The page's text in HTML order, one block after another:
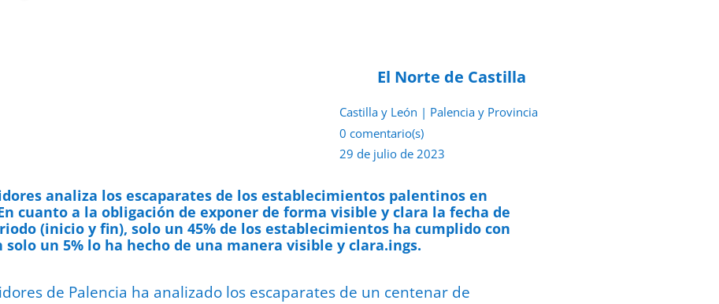
El Norte de Castilla
Castilla y León | Palencia y Provincia
0 comentario(s)
29 de julio de 2023
analiza los escaparates de los establecimientos palentinos en
cuanto a la obligación de exponer de forma visible y clara la fecha de
(inicio y fin), solo un 45% de los establecimientos ha cumplido con
un 5% lo ha hecho de una manera visible y clara.ings.
de Palencia ha analizado los escaparates de un centenar de